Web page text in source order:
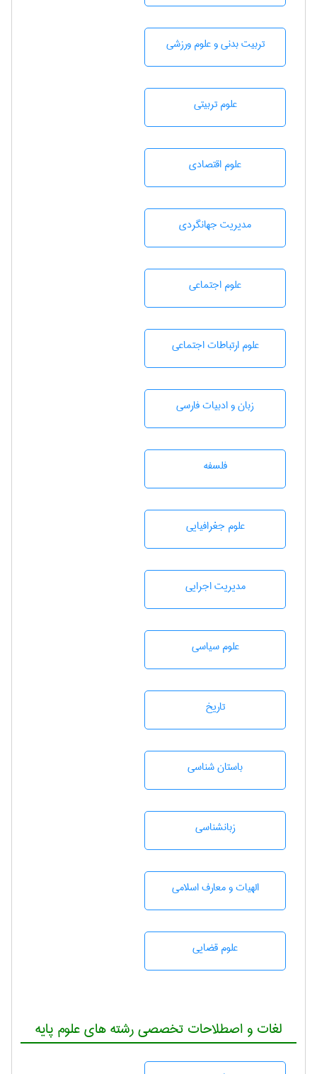
تربيت بدنی و علوم ورزشی
علوم تربيتی
علوم اقتصادی
مديريت جهانگردی
علوم اجتماعی
علوم ارتباطات اجتماعی
زبان و ادبيات فارسی
فلسفه
علوم جغرافيايی
مديريت اجرايی
علوم سياسی
تاريخ
باستان شناسی
زبانشناسی
الهیات و معارف اسلامی
علوم قضایی
لغات و اصطلاحات تخصصی رشته های علوم پایه